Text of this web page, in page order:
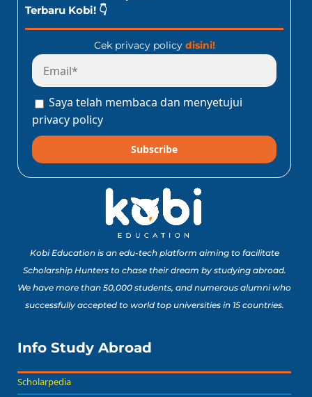
Terbaru Kobi! 👇
Cek privacy policy disini!
Saya telah membaca dan menyetujui
privacy policy
Subscribe
Kobi Education is an edu-tech platform aiming to facilitate
Scholarship Hunters to chase their dream by studying abroad.
We have more than 50,000 students, and numerous alumni who
successfully accepted to world top universities in 15 countries.
Info Study Abroad
Scholarpedia